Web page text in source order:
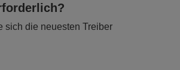
sich die neuesten Treiber